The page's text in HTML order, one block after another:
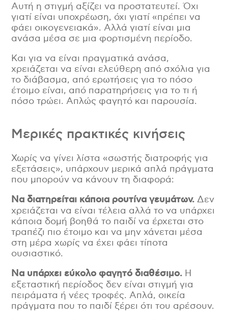
Αυτή η στιγμή αξίζει να προστατευτεί. Όχι
γιατί είναι υποχρέωση, όχι γιατί «πρέπει να
φάει οικογενειακά». Αλλά γιατί είναι μια
ανάσα μέσα σε μια φορτισμένη περίοδο.
Και για να είναι πραγματικά ανάσα,
χρειάζεται να είναι ελεύθερη από σχόλια για
το διάβασμα, από ερωτήσεις για το πόσο
έτοιμο είναι, από παρατηρήσεις για το τι ή
πόσο τρώει. Απλώς φαγητό και παρουσία.
Μερικές πρακτικές κινήσεις
Χωρίς να γίνει λίστα «σωστής διατροφής για
εξετάσεις», υπάρχουν μερικά απλά πράγματα
που μπορούν να κάνουν τη διαφορά:
Να διατηρείται κάποια ρουτίνα γευμάτων. Δεν
χρειάζεται να είναι τέλεια αλλά το να υπάρχει
κάποια δομή βοηθά το παιδί να έρχεται στο
τραπέζι πιο έτοιμο και να μην χάνεται μέσα
στη μέρα χωρίς να έχει φάει τίποτα
ουσιαστικό.
Να υπάρχει εύκολο φαγητό διαθέσιμο. Η
εξεταστική περίοδος δεν είναι στιγμή για
πειράματα ή νέες τροφές. Απλά, οικεία
πράγματα που το παιδί ξέρει ότι του αρέσουν.